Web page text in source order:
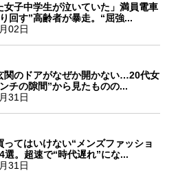
女子中学生が泣いていた」満員電車
回す”高齢者が暴走。“屈強...
02日
関のドアがなぜか開かない…20代女
チの隙間”から見たものの...
31日
ってはいけない“メンズファッショ
選。超速で“時代遅れ”にな...
31日